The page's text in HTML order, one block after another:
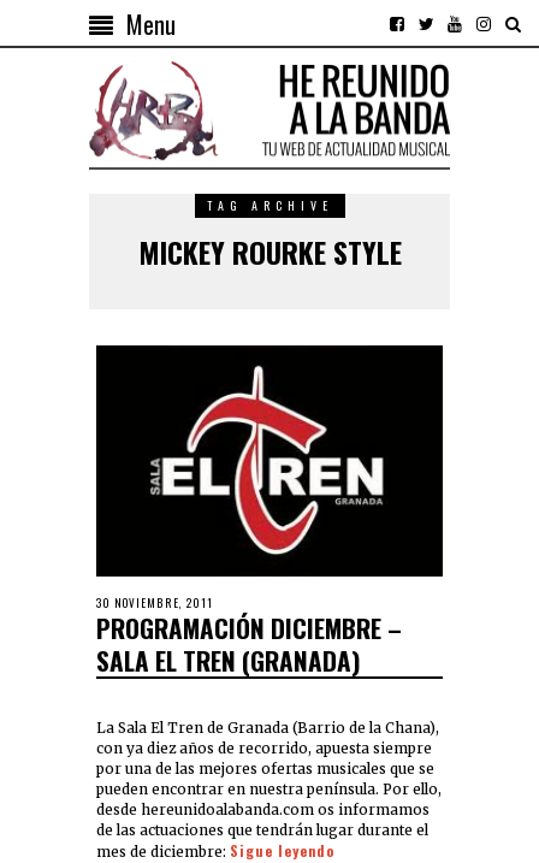
Menu
TAG ARCHIVE
MICKEY ROURKE STYLE
30 NOVIEMBRE, 2011
PROGRAMACIÓN DICIEMBRE –
SALA EL TREN (GRANADA)
La Sala El Tren de Granada (Barrio de la Chana),
con ya diez años de recorrido, apuesta siempre
por una de las mejores ofertas musicales que se
pueden encontrar en nuestra península. Por ello,
desde hereunidoalabanda.com os informamos
de las actuaciones que tendrán lugar durante el
mes de diciembre: Sigue leyendo